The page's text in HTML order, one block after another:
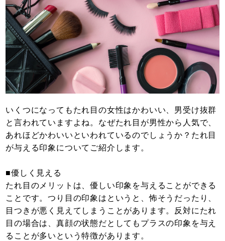
いくつになってもたれ目の女性はかわいい、男受け抜群
と言われていますよね。なぜたれ目が男性から人気で、
あれほどかわいいといわれているのでしょうか？たれ目
が与える印象についてご紹介します。
■優しく見える
たれ目のメリットは、優しい印象を与えることができる
ことです。つり目の印象はというと、怖そうだったり、
目つきが悪く見えてしまうことがあります。反対にたれ
目の場合は、真顔の状態だとしてもプラスの印象を与え
ることが多いという特徴があります。